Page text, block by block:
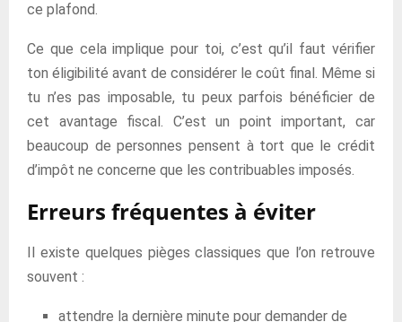
ce plafond.
Ce que cela implique pour toi, c’est qu’il faut vérifier
ton éligibilité avant de considérer le coût final. Même si
tu n’es pas imposable, tu peux parfois bénéficier de
cet avantage fiscal. C’est un point important, car
beaucoup de personnes pensent à tort que le crédit
d’impôt ne concerne que les contribuables imposés.
Erreurs fréquentes à éviter
Il existe quelques pièges classiques que l’on retrouve
souvent :
attendre la dernière minute pour demander de